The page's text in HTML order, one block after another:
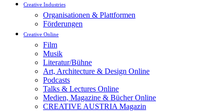
Creative Industries
Organisationen & Plattformen
Förderungen
Creative Online
Film
Musik
Literatur/Bühne
Art, Architecture & Design Online
Podcasts
Talks & Lectures Online
Medien, Magazine & Bücher Online
CREATIVE AUSTRIA Magazin